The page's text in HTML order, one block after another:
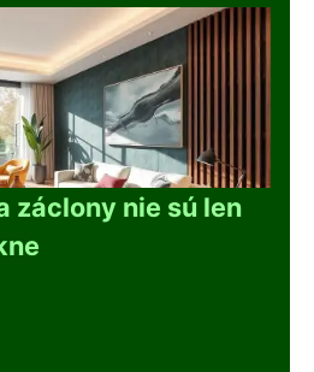
záclony nie sú len